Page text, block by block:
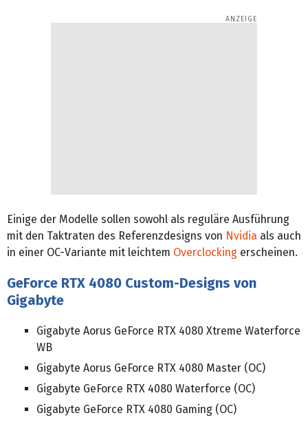
Einige der Modelle sollen sowohl als reguläre Ausführung
mit den Taktraten des Referenzdesigns von Nvidia als auch
in einer OC-Variante mit leichtem Overclocking erscheinen.
GeForce RTX 4080 Custom-Designs von
Gigabyte
Gigabyte Aorus GeForce RTX 4080 Xtreme Waterforce
WB
Gigabyte Aorus GeForce RTX 4080 Master (OC)
Gigabyte GeForce RTX 4080 Waterforce (OC)
Gigabyte GeForce RTX 4080 Gaming (OC)